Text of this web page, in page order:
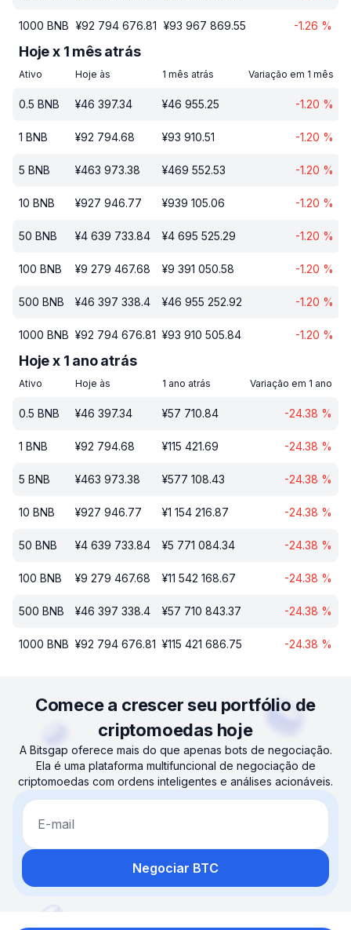
1000 BNB ¥92 794 676.81 ¥93 967 869.55 -1.26 %
Hoje x 1 mês atrás
Ativo Hoje às 1 mês atrás Variação em 1 mês
0.5 BNB ¥46 397.34 ¥46 955.25 -1.20 %
1 BNB ¥92 794.68 ¥93 910.51 -1.20 %
5 BNB ¥463 973.38 ¥469 552.53 -1.20 %
10 BNB ¥927 946.77 ¥939 105.06 -1.20 %
50 BNB ¥4 639 733.84 ¥4 695 525.29 -1.20 %
100 BNB ¥9 279 467.68 ¥9 391 050.58 -1.20 %
500 BNB ¥46 397 338.4 ¥46 955 252.92 -1.20 %
1000 BNB ¥92 794 676.81 ¥93 910 505.84 -1.20 %
Hoje x 1 ano atrás
Ativo Hoje às 1 ano atrás Variação em 1 ano
0.5 BNB ¥46 397.34 ¥57 710.84 -24.38 %
1 BNB ¥92 794.68 ¥115 421.69 -24.38 %
5 BNB ¥463 973.38 ¥577 108.43 -24.38 %
10 BNB ¥927 946.77 ¥1 154 216.87 -24.38 %
50 BNB ¥4 639 733.84 ¥5 771 084.34 -24.38 %
100 BNB ¥9 279 467.68 ¥11 542 168.67 -24.38 %
500 BNB ¥46 397 338.4 ¥57 710 843.37 -24.38 %
1000 BNB ¥92 794 676.81 ¥115 421 686.75 -24.38 %
Comece a crescer seu portfólio de
criptomoedas hoje
A Bitsgap oferece mais do que apenas bots de negociação.
Ela é uma plataforma multifuncional de negociação de
criptomoedas com ordens inteligentes e análises acionáveis.
E-mail
Negociar BTC